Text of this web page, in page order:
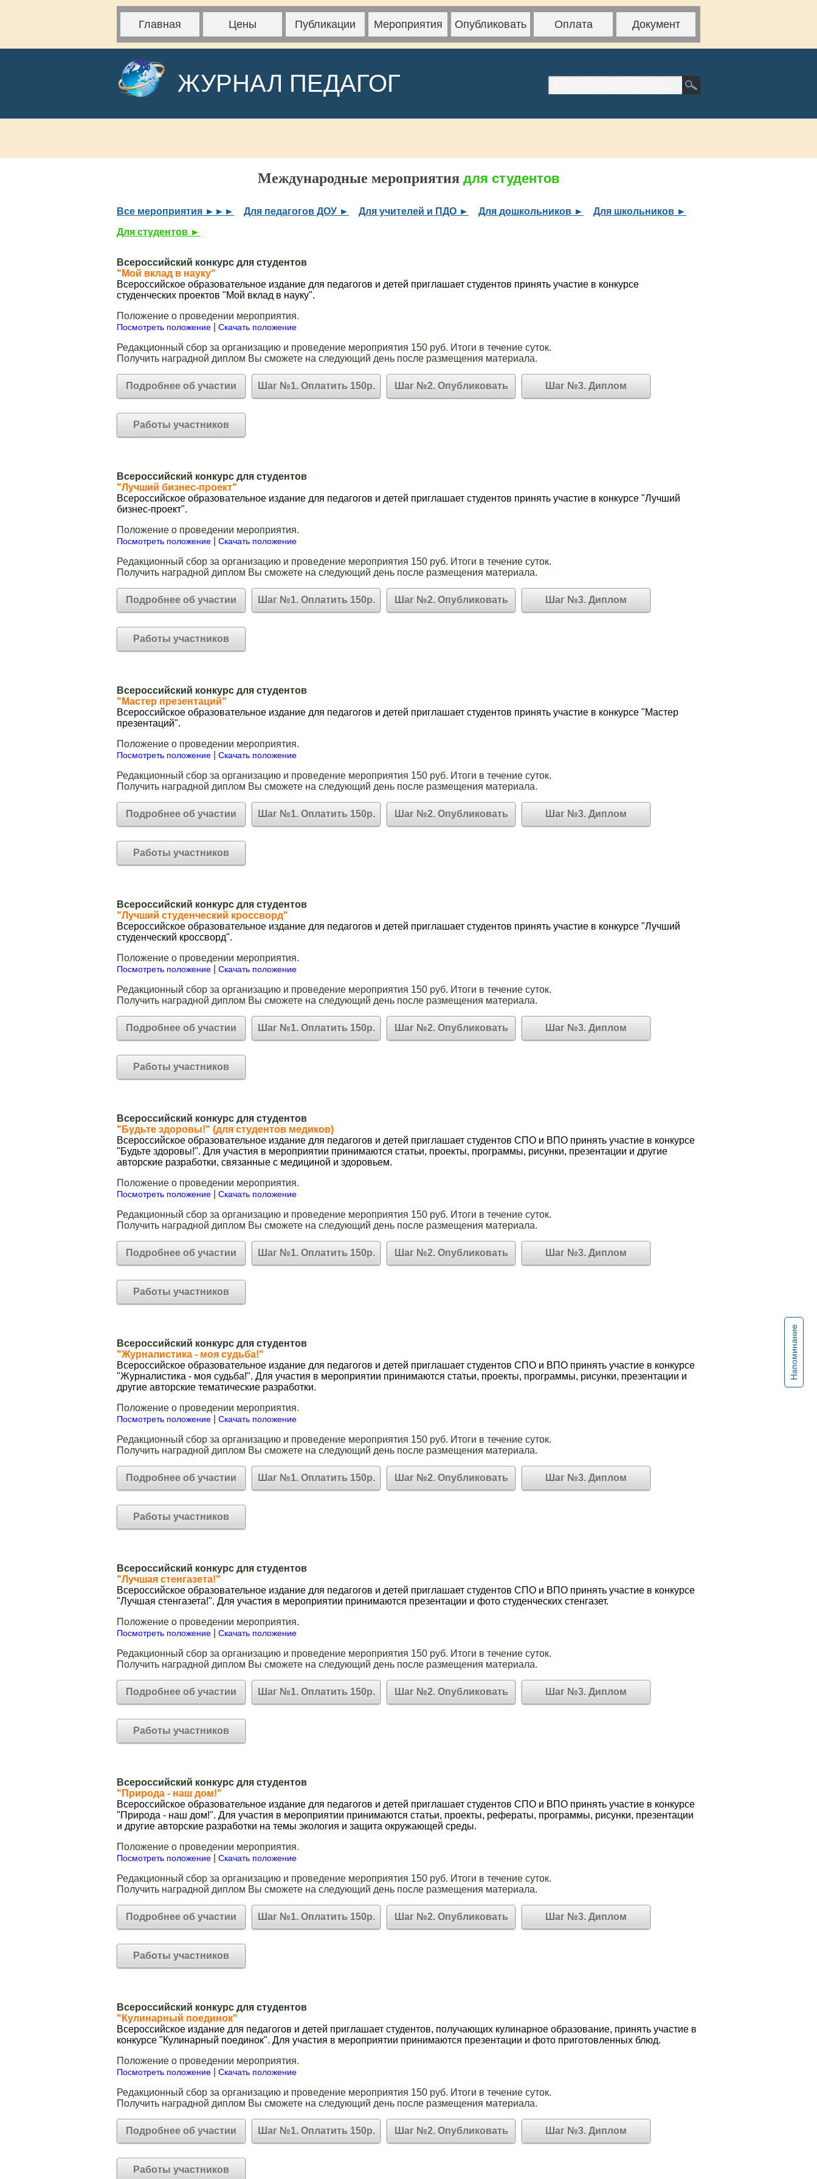
Главная Цены Публикации Мероприятия Опубликовать Оплата Документ
ЖУРНАЛ ПЕДАГОГ
Напоминание
Международные мероприятия для студентов
Все мероприятия ►►► Для педагогов ДОУ ► Для учителей и ПДО ► Для дошкольников ►
Для школьников ►
Для студентов ►
Всероссийский конкурс для студентов
"Мой вклад в науку"
Всероссийское образовательное издание для педагогов и детей приглашает студентов принять участие в конкурсе
студенческих проектов "Мой вклад в науку".
Положение о проведении мероприятия.
Посмотреть положение Скачать положение
Редакционный сбор за организацию и проведение мероприятия 150 руб. Итоги в течение суток.
Получить наградной диплом Вы сможете на следующий день после размещения материала.
Подробнее об участии Шаг №1. Оплатить 150р. Шаг №2. Опубликовать Шаг №3. Диплом
Работы участников
Всероссийский конкурс для студентов
"Лучший бизнес-проект"
Всероссийское образовательное издание для педагогов и детей приглашает студентов принять участие в конкурсе "Лучший
бизнес-проект".
Положение о проведении мероприятия.
Посмотреть положение Скачать положение
Редакционный сбор за организацию и проведение мероприятия 150 руб. Итоги в течение суток.
Получить наградной диплом Вы сможете на следующий день после размещения материала.
Подробнее об участии Шаг №1. Оплатить 150р. Шаг №2. Опубликовать Шаг №3. Диплом
Работы участников
Всероссийский конкурс для студентов
"Мастер презентаций"
Всероссийское образовательное издание для педагогов и детей приглашает студентов принять участие в конкурсе "Мастер
презентаций".
Положение о проведении мероприятия.
Посмотреть положение Скачать положение
Редакционный сбор за организацию и проведение мероприятия 150 руб. Итоги в течение суток.
Получить наградной диплом Вы сможете на следующий день после размещения материала.
Подробнее об участии Шаг №1. Оплатить 150р. Шаг №2. Опубликовать Шаг №3. Диплом
Работы участников
Всероссийский конкурс для студентов
"Лучший студенческий кроссворд"
Всероссийское образовательное издание для педагогов и детей приглашает студентов принять участие в конкурсе "Лучший
студенческий кроссворд".
Положение о проведении мероприятия.
Посмотреть положение Скачать положение
Редакционный сбор за организацию и проведение мероприятия 150 руб. Итоги в течение суток.
Получить наградной диплом Вы сможете на следующий день после размещения материала.
Подробнее об участии Шаг №1. Оплатить 150р. Шаг №2. Опубликовать Шаг №3. Диплом
Работы участников
Всероссийский конкурс для студентов
"Будьте здоровы!" (для студентов медиков)
Всероссийское образовательное издание для педагогов и детей приглашает студентов СПО и ВПО принять участие в конкурсе
"Будьте здоровы!". Для участия в мероприятии принимаются статьи, проекты, программы, рисунки, презентации и другие
авторские разработки, связанные с медициной и здоровьем.
Положение о проведении мероприятия.
Посмотреть положение Скачать положение
Редакционный сбор за организацию и проведение мероприятия 150 руб. Итоги в течение суток.
Получить наградной диплом Вы сможете на следующий день после размещения материала.
Подробнее об участии Шаг №1. Оплатить 150р. Шаг №2. Опубликовать Шаг №3. Диплом
Работы участников
Всероссийский конкурс для студентов
"Журналистика - моя судьба!"
Всероссийское образовательное издание для педагогов и детей приглашает студентов СПО и ВПО принять участие в конкурсе
"Журналистика - моя судьба!". Для участия в мероприятии принимаются статьи, проекты, программы, рисунки, презентации и
другие авторские тематические разработки.
Положение о проведении мероприятия.
Посмотреть положение Скачать положение
Редакционный сбор за организацию и проведение мероприятия 150 руб. Итоги в течение суток.
Получить наградной диплом Вы сможете на следующий день после размещения материала.
Подробнее об участии Шаг №1. Оплатить 150р. Шаг №2. Опубликовать Шаг №3. Диплом
Работы участников
Всероссийский конкурс для студентов
"Лучшая стенгазета!"
Всероссийское образовательное издание для педагогов и детей приглашает студентов СПО и ВПО принять участие в конкурсе
"Лучшая стенгазета!". Для участия в мероприятии принимаются презентации и фото студенческих стенгазет.
Положение о проведении мероприятия.
Посмотреть положение Скачать положение
Редакционный сбор за организацию и проведение мероприятия 150 руб. Итоги в течение суток.
Получить наградной диплом Вы сможете на следующий день после размещения материала.
Подробнее об участии Шаг №1. Оплатить 150р. Шаг №2. Опубликовать Шаг №3. Диплом
Работы участников
Всероссийский конкурс для студентов
"Природа - наш дом!"
Всероссийское образовательное издание для педагогов и детей приглашает студентов СПО и ВПО принять участие в конкурсе
"Природа - наш дом!". Для участия в мероприятии принимаются статьи, проекты, рефераты, программы, рисунки, презентации
и другие авторские разработки на темы экология и защита окружающей среды.
Положение о проведении мероприятия.
Посмотреть положение Скачать положение
Редакционный сбор за организацию и проведение мероприятия 150 руб. Итоги в течение суток.
Получить наградной диплом Вы сможете на следующий день после размещения материала.
Подробнее об участии Шаг №1. Оплатить 150р. Шаг №2. Опубликовать Шаг №3. Диплом
Работы участников
Всероссийский конкурс для студентов
"Кулинарный поединок"
Всероссийское издание для педагогов и детей приглашает студентов, получающих кулинарное образование, принять участие в
конкурсе "Кулинарный поединок". Для участия в мероприятии принимаются презентации и фото приготовленных блюд.
Положение о проведении мероприятия.
Посмотреть положение Скачать положение
Редакционный сбор за организацию и проведение мероприятия 150 руб. Итоги в течение суток.
Получить наградной диплом Вы сможете на следующий день после размещения материала.
Подробнее об участии Шаг №1. Оплатить 150р. Шаг №2. Опубликовать Шаг №3. Диплом
Работы участников